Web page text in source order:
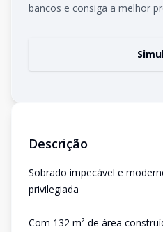
bancos e consiga a melhor
Descrição
Sobrado impecável e
privilegiada
Com 132 m² de área